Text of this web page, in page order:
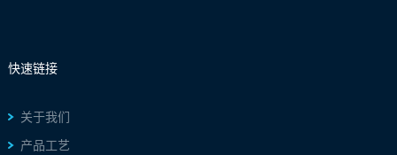
快速链接
关于我们
产品工艺